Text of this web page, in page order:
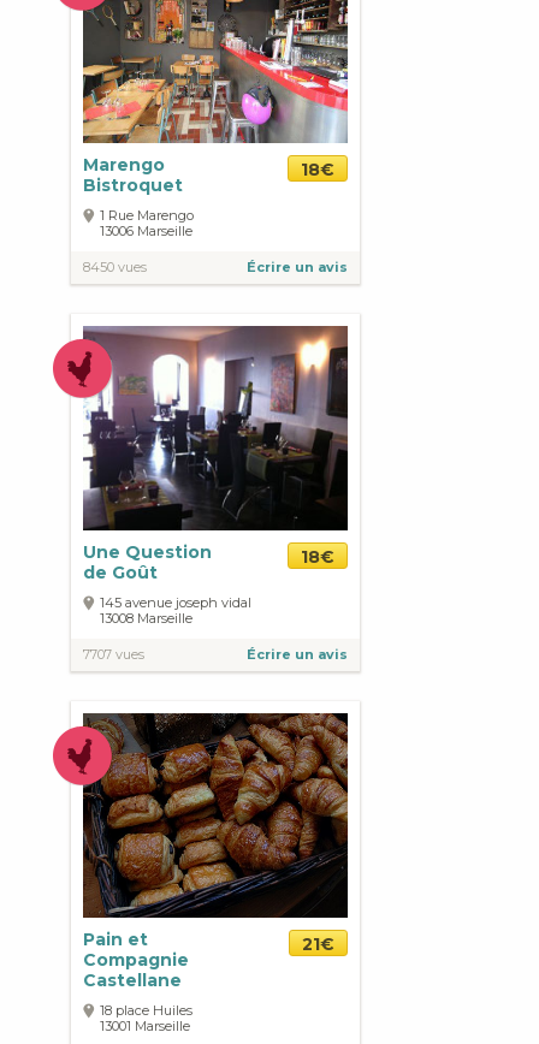
Marengo
Bistroquet
18€
1 Rue Marengo
13006 Marseille
8450 vues Écrire un avis
Une Question
de Goût
18€
145 avenue joseph vidal
13008 Marseille
7707 vues Écrire un avis
Pain et
Compagnie
Castellane
21€
18 place Huiles
13001 Marseille